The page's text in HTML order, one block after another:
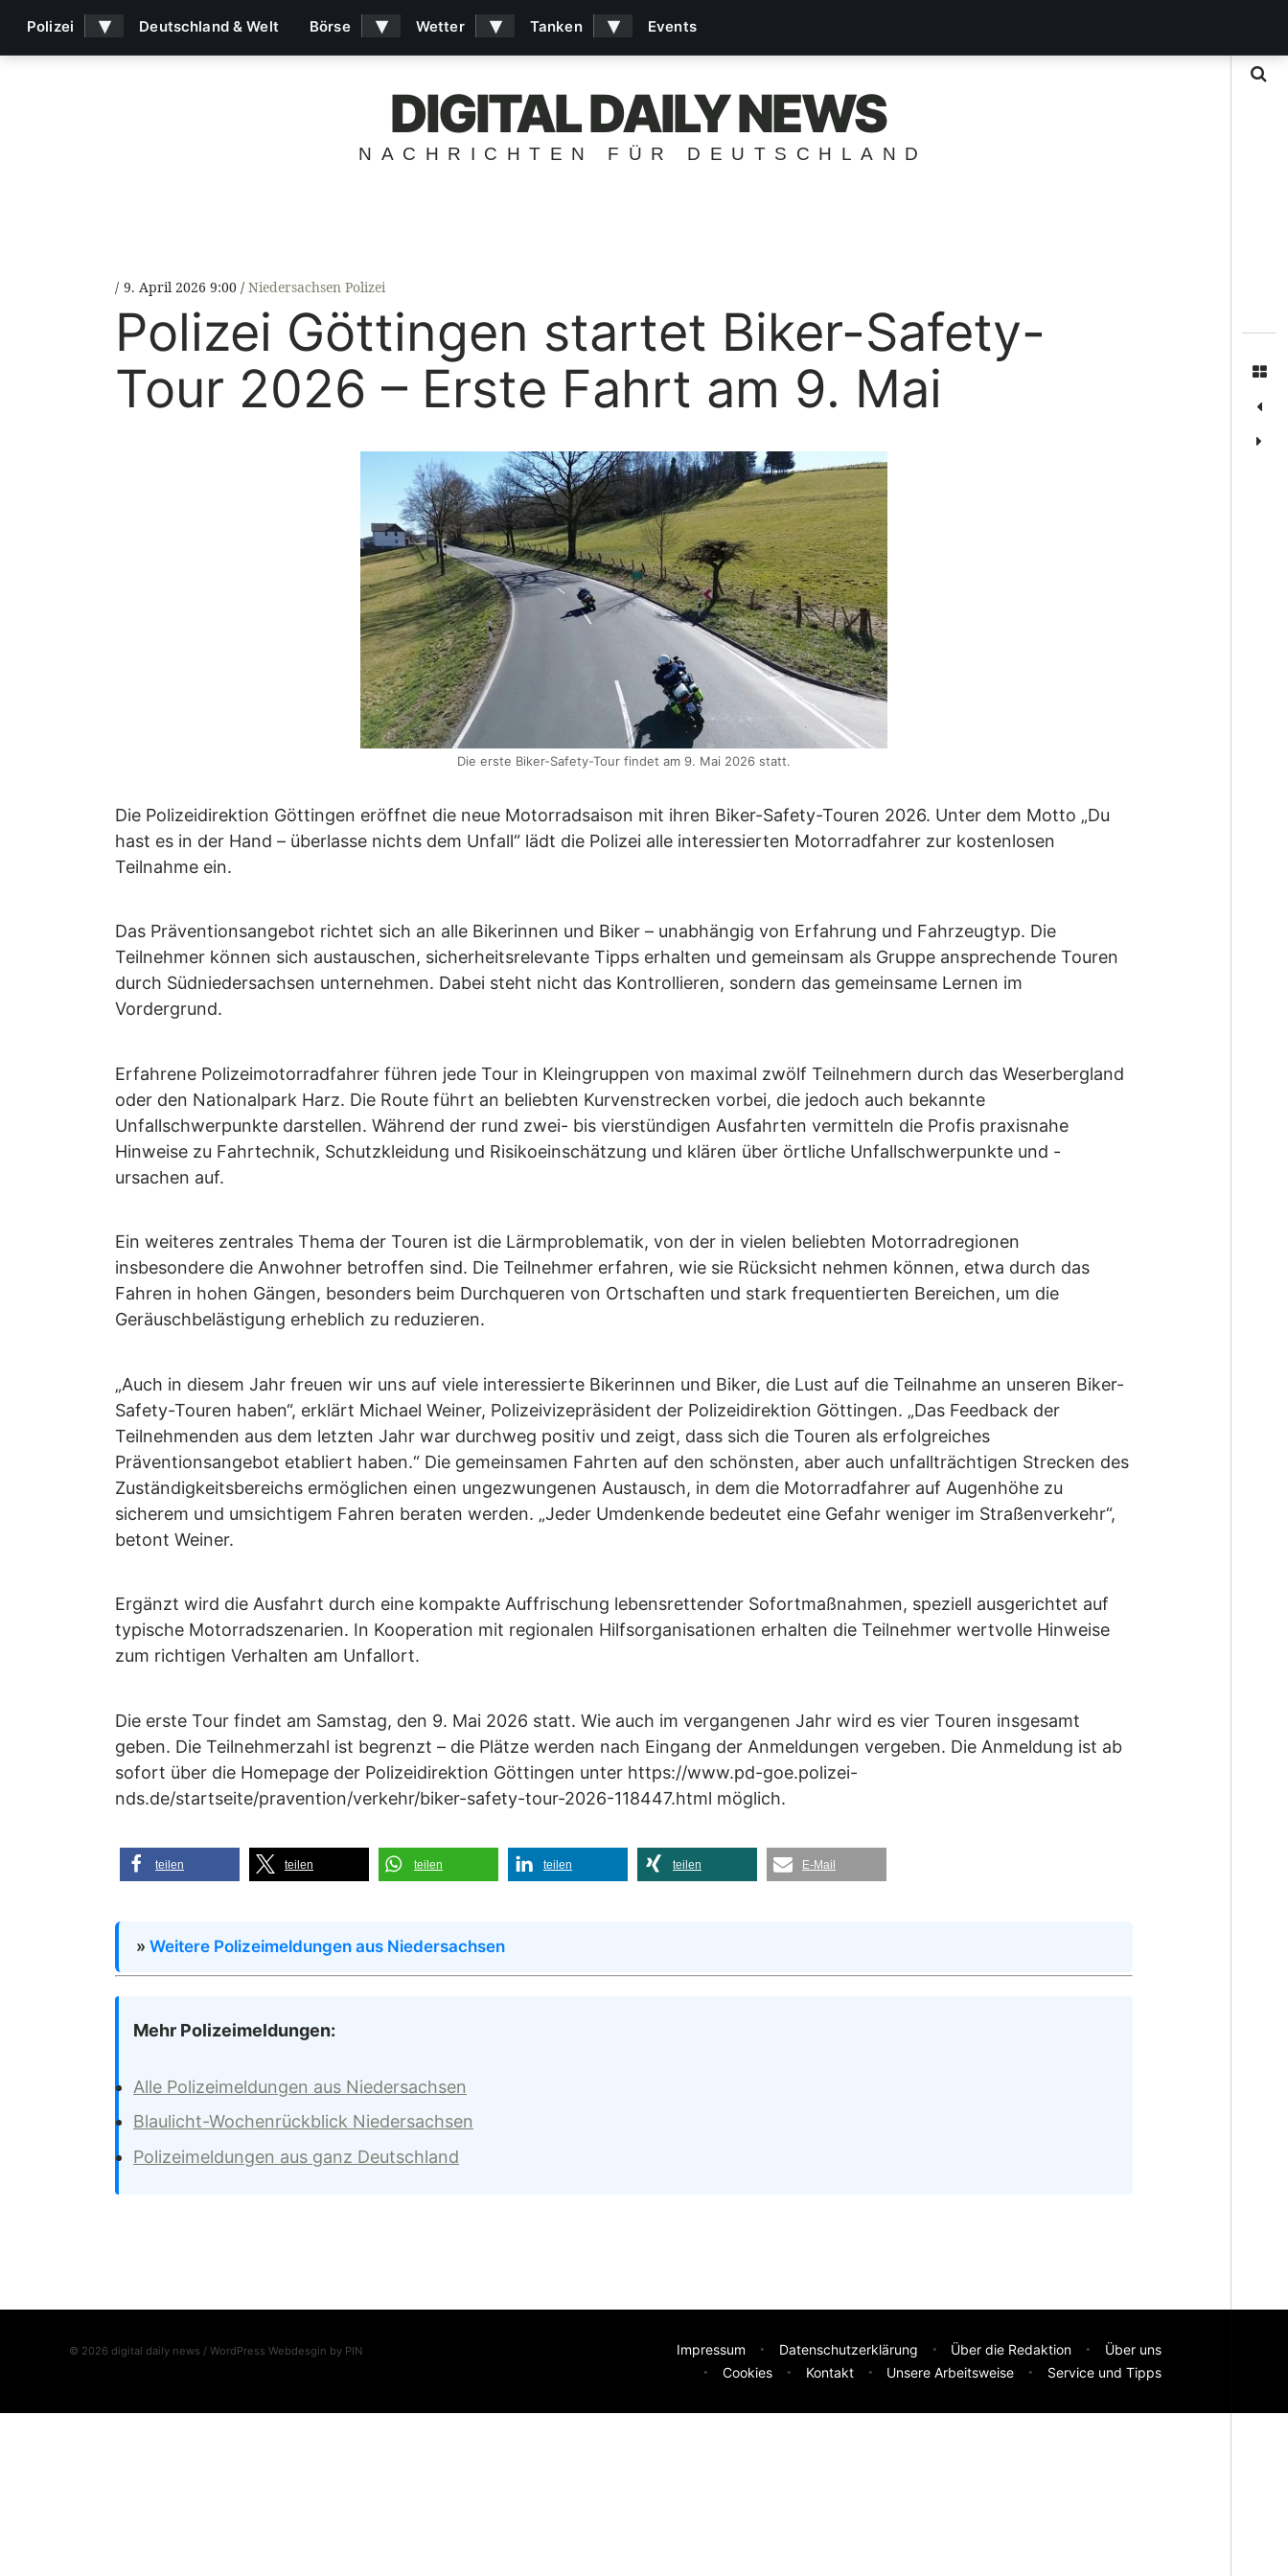
DIGITAL DAILY NEWS
NACHRICHTEN FÜR DEUTSCHLAND
9. April 2026 9:00 Niedersachsen Polizei
Polizei Göttingen startet Biker-Safety-
Tour 2026 – Erste Fahrt am 9. Mai
Die erste Biker-Safety-Tour findet am 9. Mai 2026 statt.
Die Polizeidirektion Göttingen eröffnet die neue Motorradsaison mit ihren Biker-Safety-Touren 2026. Unter dem Motto „Du
hast es in der Hand – überlasse nichts dem Unfall“ lädt die Polizei alle interessierten Motorradfahrer zur kostenlosen
Teilnahme ein.
Das Präventionsangebot richtet sich an alle Bikerinnen und Biker – unabhängig von Erfahrung und Fahrzeugtyp. Die
Teilnehmer können sich austauschen, sicherheitsrelevante Tipps erhalten und gemeinsam als Gruppe ansprechende Touren
durch Südniedersachsen unternehmen. Dabei steht nicht das Kontrollieren, sondern das gemeinsame Lernen im
Vordergrund.
Erfahrene Polizeimotorradfahrer führen jede Tour in Kleingruppen von maximal zwölf Teilnehmern durch das Weserbergland
oder den Nationalpark Harz. Die Route führt an beliebten Kurvenstrecken vorbei, die jedoch auch bekannte
Unfallschwerpunkte darstellen. Während der rund zwei- bis vierstündigen Ausfahrten vermitteln die Profis praxisnahe
Hinweise zu Fahrtechnik, Schutzkleidung und Risikoeinschätzung und klären über örtliche Unfallschwerpunkte und -
ursachen auf.
Ein weiteres zentrales Thema der Touren ist die Lärmproblematik, von der in vielen beliebten Motorradregionen
insbesondere die Anwohner betroffen sind. Die Teilnehmer erfahren, wie sie Rücksicht nehmen können, etwa durch das
Fahren in hohen Gängen, besonders beim Durchqueren von Ortschaften und stark frequentierten Bereichen, um die
Geräuschbelästigung erheblich zu reduzieren.
„Auch in diesem Jahr freuen wir uns auf viele interessierte Bikerinnen und Biker, die Lust auf die Teilnahme an unseren Biker-
Safety-Touren haben“, erklärt Michael Weiner, Polizeivizepräsident der Polizeidirektion Göttingen. „Das Feedback der
Teilnehmenden aus dem letzten Jahr war durchweg positiv und zeigt, dass sich die Touren als erfolgreiches
Präventionsangebot etabliert haben.“ Die gemeinsamen Fahrten auf den schönsten, aber auch unfallträchtigen Strecken des
Zuständigkeitsbereichs ermöglichen einen ungezwungenen Austausch, in dem die Motorradfahrer auf Augenhöhe zu
sicherem und umsichtigem Fahren beraten werden. „Jeder Umdenkende bedeutet eine Gefahr weniger im Straßenverkehr“,
betont Weiner.
Ergänzt wird die Ausfahrt durch eine kompakte Auffrischung lebensrettender Sofortmaßnahmen, speziell ausgerichtet auf
typische Motorradszenarien. In Kooperation mit regionalen Hilfsorganisationen erhalten die Teilnehmer wertvolle Hinweise
zum richtigen Verhalten am Unfallort.
Die erste Tour findet am Samstag, den 9. Mai 2026 statt. Wie auch im vergangenen Jahr wird es vier Touren insgesamt
geben. Die Teilnehmerzahl ist begrenzt – die Plätze werden nach Eingang der Anmeldungen vergeben. Die Anmeldung ist ab
sofort über die Homepage der Polizeidirektion Göttingen unter https://www.pd-goe.polizei-
nds.de/startseite/pravention/verkehr/biker-safety-tour-2026-118447.html möglich.
teilen teilen teilen teilen teilen E-Mail
» Weitere Polizeimeldungen aus Niedersachsen
Mehr Polizeimeldungen:
Alle Polizeimeldungen aus Niedersachsen
Blaulicht-Wochenrückblick Niedersachsen
Polizeimeldungen aus ganz Deutschland
© 2026 digital daily news / WordPress Webdesgin by PIN Impressum Datenschutzerklärung Über die Redaktion
Über uns
Cookies
Kontakt Unsere Arbeitsweise Service und Tipps
Polizei ▾ Deutschland & Welt Börse ▾ Wetter ▾ Tanken ▾ Events